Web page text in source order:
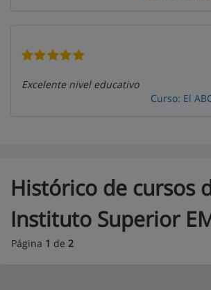
Excelente nivel educativo
Curso: El
Histórico de cursos
Instituto Superior
Página 1 de 2